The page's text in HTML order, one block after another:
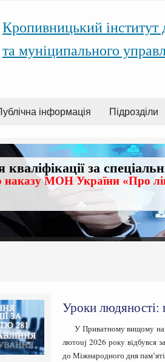
Кропивницький інститут
та муніципального
інформація Підрозділи
за
наказу МОН України «Про
Уроки людяності:
У Приватному вищому
лютоuj 2026 року відбувся
до Міжнародного дня